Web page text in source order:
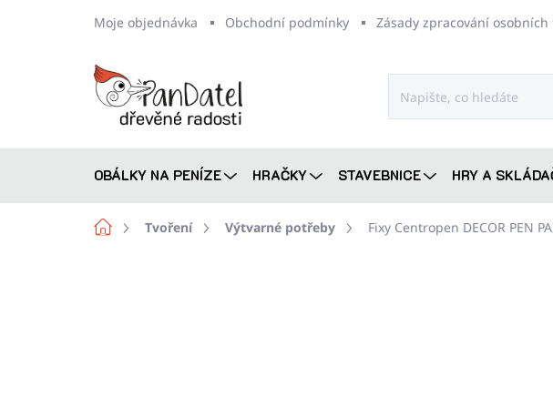
Moje objednávka Obchodní podmínky Zásady zpracování osobních
OBÁLKY NA PENÍZE HRAČKY STAVEBNICE HRY A
DomůTvoření Výtvarné potřeby Fixy Centropen DECOR PEN